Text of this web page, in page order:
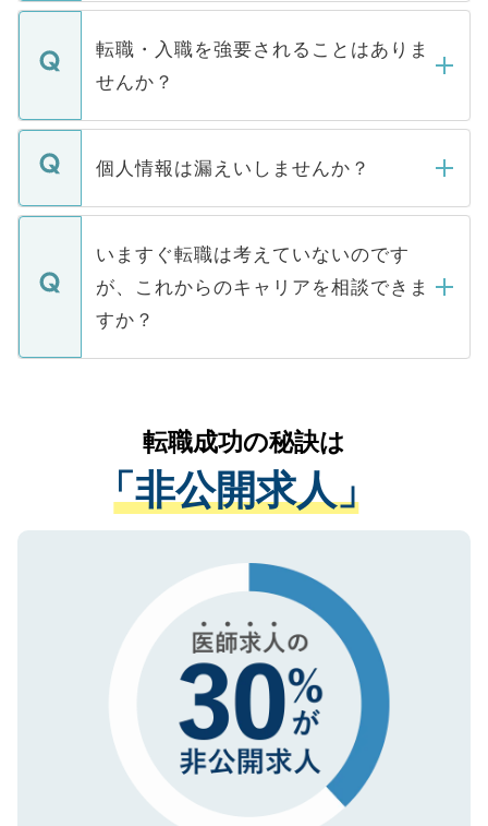
ます。通常、5営業日以内にはご連絡をせて
いただきますので、しばらくお待ちくださ
マイナビDOCTORで取り扱っている求人の
うち約3割は、Webサイトからご覧いただ
けない「非公開求人」です。非公開求人は
下記の理由によって、一般には公開してい
ません。
■応募殺到を避けるため 人気のある医療機
関を公にしてしまうと、応募が殺到する場
に、医療機関が求める条件に合った人材の
みを人材紹介会社に依頼するケースが増え
ています。
転職・入職を強要されることはありま
せんか？
転職・入職を強要することは一切ありませ
ん。また、仮に応募先から内定をいただい
定を承諾する必要はありません。内定先へ
の辞退の連絡はキャリアパートナーが行い
個人情報は漏えいしませんか？
個人情報が漏えいすることはありませんの
で、ご安心ください。当サイトからの登録
などで収集したご登録者様の個人情報は、
ご本人のキャリアアップおよび転職活動の
支援を目的に使用いたします。お預かりし
ているすべての個人データはご本人の許可
は、個人情報の取り扱いについての厳密な
管理基準を満たした事業者のみに付与され
る、プライバシーマークを取得済みです。
で、機密保持に関してもご安心ください。
いますぐ転職は考えていないのです
が、これからのキャリアを相談できま
すか？
かがいして、現在の医療機関の状況や紹介
経験をまじえながら、適切なアドバイスを
させていただきます。すぐにご転職をされ
ない方には、長期的なサポートが可能です
ので、まずはご登録ください。
転職成功の秘訣は
「非公開求人」